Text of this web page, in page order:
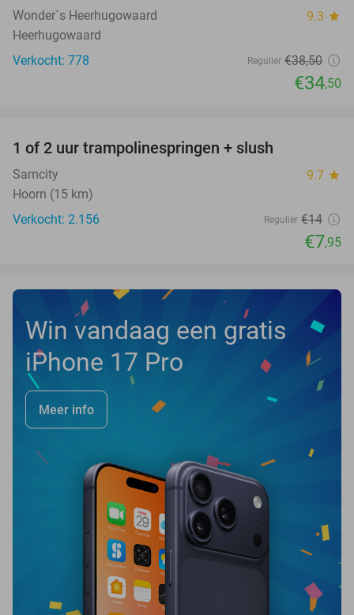
Wonder´s Heerhugowaard 9.3 star
Heerhugowaard
Verkocht: 778
Regulier €38,50
€34,50
1 of 2 uur trampolinespringen + slush
Samcity 9.7 star
Hoorn (15 km)
Verkocht: 2.156
Regulier €14
€7,95
Win vandaag een gratis
iPhone 17 Pro
Meer info